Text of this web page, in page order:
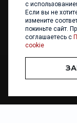
ООО
с
Если вы не
измените
покиньте сайт.
соглашаетесь с
cookie